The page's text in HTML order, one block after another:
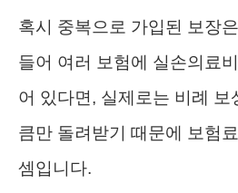
혹시 중복으로 가입된 보장
들어 여러 보험에 실손의료
어 있다면, 실제로는 비례 보
큼만 돌려받기 때문에 보험
셈입니다.